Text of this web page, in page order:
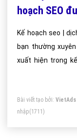
hoạch SEO
Kế hoạch seo |
bạn thường
xuất hiện trong
Bài viết tạo bởi: VietAds
nhập(1711)